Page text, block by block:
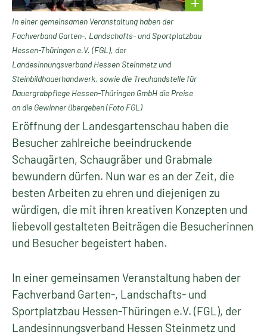
In einer gemeinsamen Veranstaltung haben der
Fachverband Garten-, Landschafts- und Sportplatzbau
Hessen-Thüringen e.V. (FGL), der
Landesinnungsverband Hessen Steinmetz und
Steinbildhauerhandwerk, sowie die Treuhandstelle für
Dauergrabpflege Hessen-Thüringen GmbH die Preise
an die Gewinner übergeben (Foto FGL)
Eröffnung der Landesgartenschau haben die
Besucher zahlreiche beeindruckende
Schaugärten, Schaugräber und Grabmale
bewundern dürfen. Nun war es an der Zeit, die
besten Arbeiten zu ehren und diejenigen zu
würdigen, die mit ihren kreativen Konzepten und
liebevoll gestalteten Beiträgen die Besucherinnen
und Besucher begeistert haben.
In einer gemeinsamen Veranstaltung haben der
Fachverband Garten-, Landschafts- und
Sportplatzbau Hessen-Thüringen e.V. (FGL), der
Landesinnungsverband Hessen Steinmetz und